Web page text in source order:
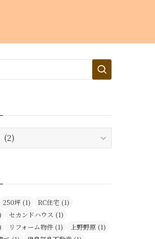
250坪 (1) RC住宅 (1)
セカンドハウス (1)
リフォーム物件 (1) 上野野原 (1)